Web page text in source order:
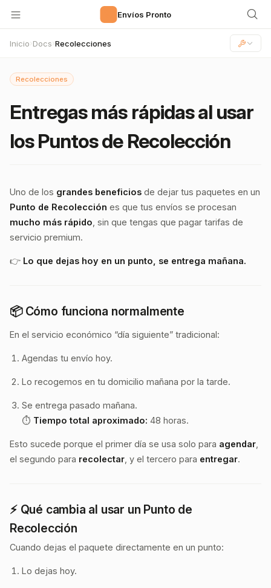
Envíos Pronto
Inicio› Docs› Recolecciones
Recolecciones
Entregas más rápidas al usar
los Puntos de Recolección
Uno de los grandes beneficios de dejar tus paquetes en un
Punto de Recolección es que tus envíos se procesan
mucho más rápido , sin que tengas que pagar tarifas de
servicio premium.
👉 Lo que dejas hoy en un punto, se entrega mañana.
📦 Cómo funciona normalmente
En el servicio económico “día siguiente” tradicional:
Agendas tu envío hoy.
Lo recogemos en tu domicilio mañana por la tarde.
Se entrega pasado mañana.
⏱️ Tiempo total aproximado: 48 horas.
Esto sucede porque el primer día se usa solo para agendar
el segundo para recolectar , y el tercero para entregar.
⚡ Qué cambia al usar un Punto de
Recolección
Cuando dejas el paquete directamente en un punto:
Lo dejas hoy.